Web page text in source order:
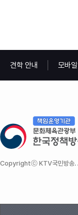
견학 안내 모바
Copyrightⓒ KTV국민방송